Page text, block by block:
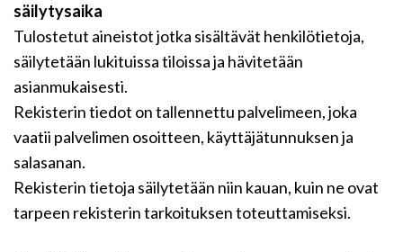
säilytysaika
Tulostetut aineistot jotka sisältävät henkilötietoja,
säilytetään lukituissa tiloissa ja hävitetään
asianmukaisesti.
Rekisterin tiedot on tallennettu palvelimeen, joka
vaatii palvelimen osoitteen, käyttäjätunnuksen ja
salasanan.
Rekisterin tietoja säilytetään niin kauan, kuin ne ovat
tarpeen rekisterin tarkoituksen toteuttamiseksi.